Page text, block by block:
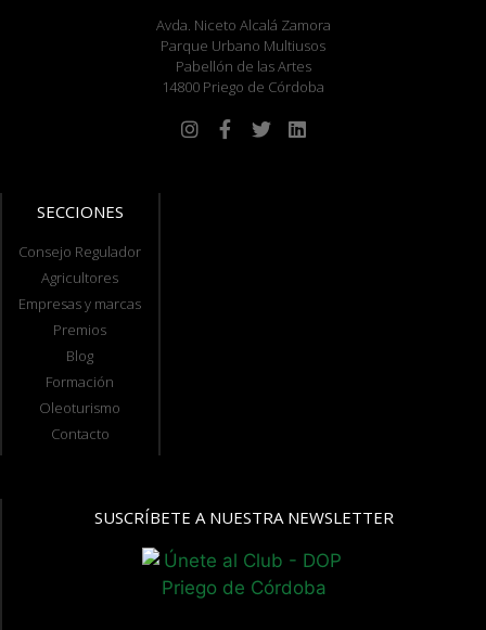
Avda. Niceto Alcalá Zamora
Parque Urbano Multiusos
Pabellón de las Artes
14800 Priego de Córdoba
SECCIONES
Consejo Regulador
Agricultores
Empresas y marcas
Premios
Blog
Formación
Oleoturismo
Contacto
SUSCRÍBETE A NUESTRA NEWSLETTER